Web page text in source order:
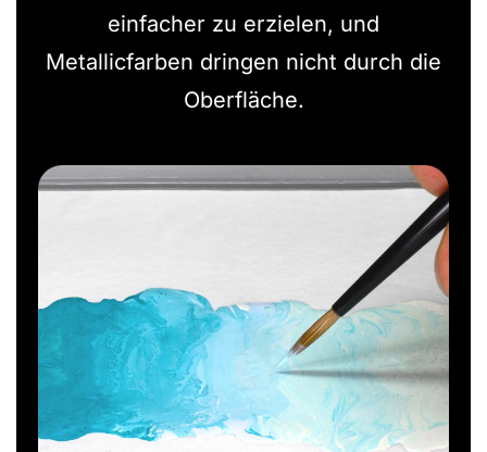
einfacher zu erzielen, und
Metallicfarben dringen nicht durch die
Oberfläche.